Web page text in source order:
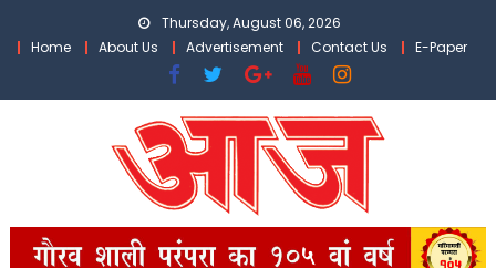
Thursday, August 06, 2026
Home
About Us Advertisement Contact Us E-Paper